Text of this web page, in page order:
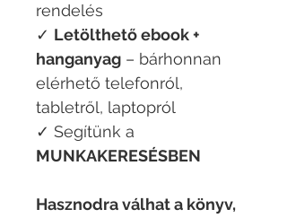
rendelés
✓ Letölthető ebook +
hanganyag – bárhonnan
elérhető telefonról,
tabletről, laptopról
✓ Segítünk a
MUNKAKERESÉSBEN
Hasznodra válhat a könyv,